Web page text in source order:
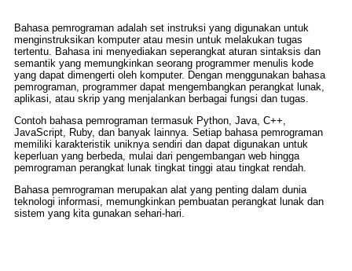
Bahasa pemrograman adalah set instruksi yang digunakan untuk
menginstruksikan komputer atau mesin untuk melakukan tugas
tertentu. Bahasa ini menyediakan seperangkat aturan sintaksis dan
semantik yang memungkinkan seorang programmer menulis kode
yang dapat dimengerti oleh komputer. Dengan menggunakan bahasa
pemrograman, programmer dapat mengembangkan perangkat lunak,
aplikasi, atau skrip yang menjalankan berbagai fungsi dan tugas.
Contoh bahasa pemrograman termasuk Python, Java, C++,
JavaScript, Ruby, dan banyak lainnya. Setiap bahasa pemrograman
memiliki karakteristik uniknya sendiri dan dapat digunakan untuk
keperluan yang berbeda, mulai dari pengembangan web hingga
pemrograman perangkat lunak tingkat tinggi atau tingkat rendah.
Bahasa pemrograman merupakan alat yang penting dalam dunia
teknologi informasi, memungkinkan pembuatan perangkat lunak dan
sistem yang kita gunakan sehari-hari.